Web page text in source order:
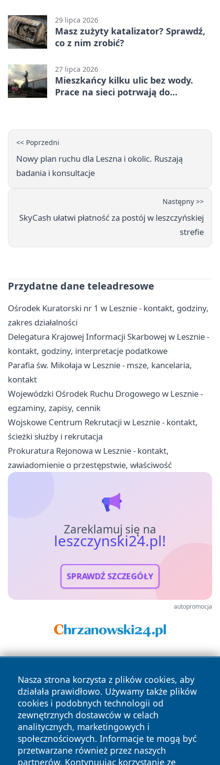
29 lipca 2026
Masz zużyty katalizator? Sprawdź,
co z nim zrobić?
27 lipca 2026
Mieszkańcy kilku ulic bez wody.
Prace na sieci potrwają do
<< Poprzedni
Nowy plan ruchu dla Leszna i okolic. Ruszają
badania i konsultacje
Następny >>
SkyCash ułatwi płatność za postój w leszczyńskiej
strefie
Przydatne dane teleadresowe
Ośrodek Kuratorski nr 1 w Lesznie - kontakt, godziny,
zakres działalności
Delegatura Krajowej Informacji Skarbowej w Lesznie -
kontakt, godziny, interpretacje podatkowe
Parafia św. Mikołaja w Lesznie - msze, kancelaria,
kontakt
Wojewódzki Ośrodek Ruchu Drogowego w Lesznie -
egzaminy, zapisy, cennik
Wojskowe Centrum Rekrutacji w Lesznie - kontakt,
ścieżki służby i rekrutacja
Prokuratura Rejonowa w Lesznie - kontakt,
zawiadomienie o przestępstwie, właściwość
Zareklamuj się na
leszczynski24.pl!
SPRAWDŹ SZCZEGÓŁY
autopromocja
Nasza strona korzysta z plików cookies, aby
działała prawidłowo. Używamy także plików
cookies i podobnych technologii od
zewnętrznych dostawców w celach
analitycznych, marketingowych i
społecznościowych. Informacje te mogą być
przetwarzane również przez naszych
partnerów. Kontynuując korzystanie ze
Copyright © 2026 leszczynski24.pl Wszystkie prawa
zastrzeżone.
Polityka Polityka